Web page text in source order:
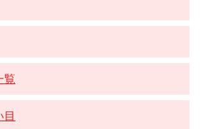
覧